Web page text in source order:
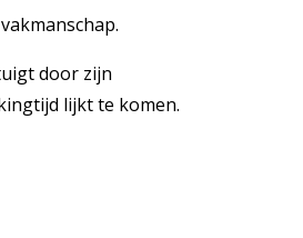
door zijn
lijkt te komen.